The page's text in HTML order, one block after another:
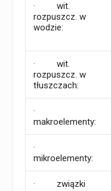
· wit.
rozpuszcz. w
wodzie:
· wit.
rozpuszcz. w
tłuszczach:
·
makroelementy:
·
mikroelementy:
· związki